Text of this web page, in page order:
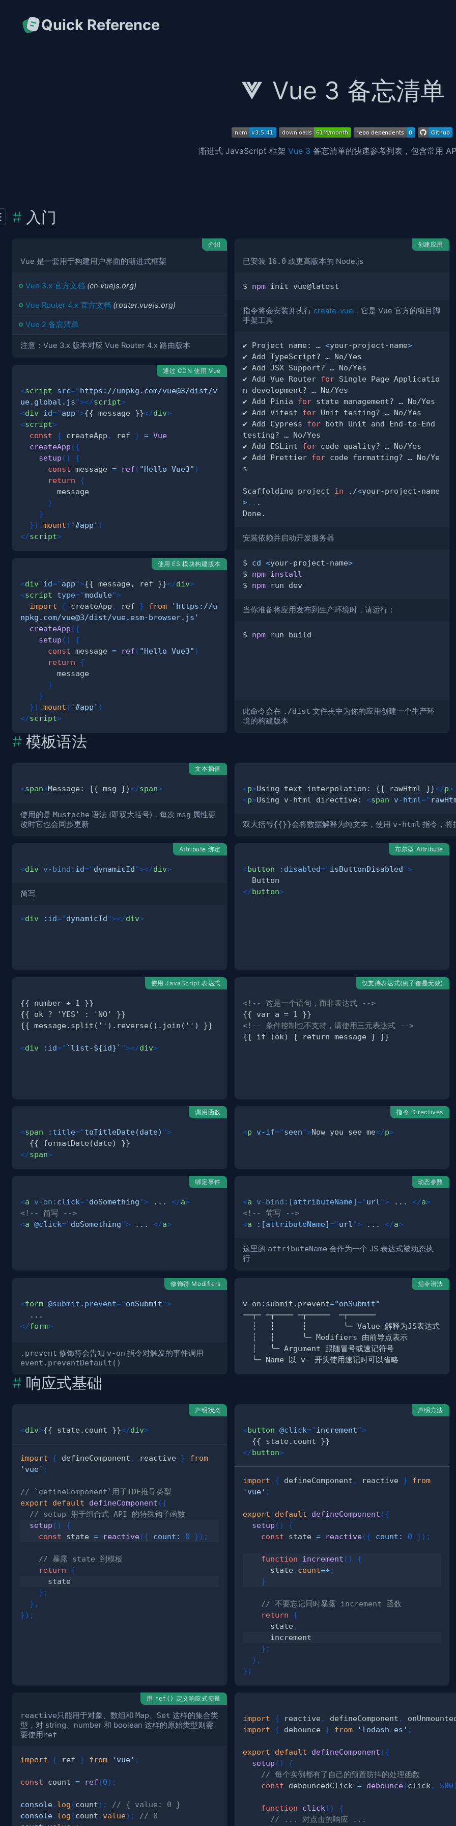
Quick Reference
Vue 3 备忘清单
渐进式 JavaScript 框架 Vue 3 备忘清单的快速参考列表，包含常用
入门
介绍
Vue 是一套用于构建用户界面的渐进式框架
Vue 3.x 官方文档 (cn.vuejs.org)
Vue Router 4.x 官方文档 (router.vuejs.org)
Vue 2 备忘清单
注意：Vue 3.x 版本对应 Vue Router 4.x 路由版本
创建应用
已安装 16.0 或更高版本的 Node.js
$ npm
指令将会安装并执行create-vue ，它是 Vue 官方的项目脚
手架工具
✔ Project name: … <your-project-name>
✔ Add Vue Router for Single Page Applicatio
✔ Add Pinia for
✔ Add Vitest for
✔ Add Cypress for both Unit and End-to-End
✔ Add ESLint for
✔ Add Prettier for code formatting? … No/Ye
Scaffolding project in ./<your-project-name
>..
安装依赖并启动开发服务器
$ cd <your-project-name>
$ npm install
$ npm
当你准备将应用发布到生产环境时，请运行：
$ npm
此命令会在 ./dist 文件夹中为你的应用创建一个生产环
境的构建版本
通过 CDN 使用 Vue
<script src="https://unpkg.com/vue@3/dist/v
ue.global.js"></script>
<div id="app">{{ message }}</div>
<script>
const
{ createApp , ref } = Vue
createApp ({
setup ( )
{
const message = ref ( "Hello Vue3" )
return
{
}
}
}) .mount ( '#app' )
</script>
使用 ES 模块构建版本
<div id="app">{{ message, ref }}</div>
<script type="module">
import
{ createApp , ref } from
'https://u
npkg.com/vue@3/dist/vue.esm-browser.js'
createApp ({
setup ( )
{
const message = ref ( "Hello Vue3" )
return
{
}
}
}) .mount ( '#app' )
</script>
模板语法
文本插值
<span>Message: {{ msg }}</span>
使用的是 Mustache 语法 (即双大括号)，每次 msg 属性更
改时它也会同步更新
<p>Using text interpolation: {{ rawHtml }}</p>
<p>Using v-html directive: <span v-html="
双大括号{{}}会将数据解释为纯文本，使用 v-html 指令，将
Attribute 绑定
<div v-bind: id="dynamicId"></div>
简写
<div :id="dynamicId"></div>
布尔型 Attribute
<button :disabled="isButtonDisabled">
</button>
使用 JavaScript 表达式
<div :id=" `list-${id}` "></div>
仅支持表达式(例子都是无效)
<!-- 这是一个语句，而非表达式 -->
<!-- 条件控制也不支持，请使用三元表达式 -->
调用函数
<span :title="toTitleDate(date) ">
</span>
指令 Directives
<p v-if="seen">Now you see me</p>
绑定事件
<a v-on: click="doSomething"> ... </a>
<!-- 简写 -->
<a @click="doSomething"> ... </a>
动态参数
<a v-bind: [attributeName]="url "> ... </a>
<!-- 简写 -->
<a :[attributeName]="url "> ... </a>
这里的 attributeName 会作为一个 JS 表达式被动态执
行
修饰符 Modifiers
<form @submit.prevent="onSubmit">
</form>
.prevent 修饰符会告知 v-on 指令对触发的事件调用
event.preventDefault()
指令语法
v-on:submit.prevent="onSubmit"
响应式基础
声明状态
<div>{{ state.count }}</div>
import { defineComponent , reactive }
from
'vue' ;
// `defineComponent`用于IDE推导类型
export
default defineComponent ({
// setup 用于组合式 API 的特殊钩子函数
setup ( )
{
const state = reactive({ count : 0 }) ;
// 暴露 state 到模板
return
{
} ;
} ,
}) ;
声明方法
<button @click="increment">
</button>
import { defineComponent , reactive }
from
'vue' ;
export default defineComponent ({
setup ( )
{
const state = reactive({ count : 0 }) ;
function increment ( )
{
      state
. count++;
}
// 不要忘记同时暴露 increment 函数
return
{
      state
,
} ;
} ,
})
用 ref() 定义响应式变量
reactive只能用于对象、数组和 Map、 Set 这样的集合类
型，对 string、number 和 boolean 这样的原始类型则需
要使用 ref
import { ref } from 'vue' ;
const count = ref (0) ;
console. log (count) ;
// { value: 0 }
console. log (count . value) ;
// 0
import { reactive , defineComponent ,
import
{ debounce } from 'lodash-es' ;
export default defineComponent ({
setup ( )
{
// 每个实例都有了自己的预置防抖的处理函数
const debouncedClick = debounce(click , 500)
function click ( )
{
// ... 对点击的响应 ...